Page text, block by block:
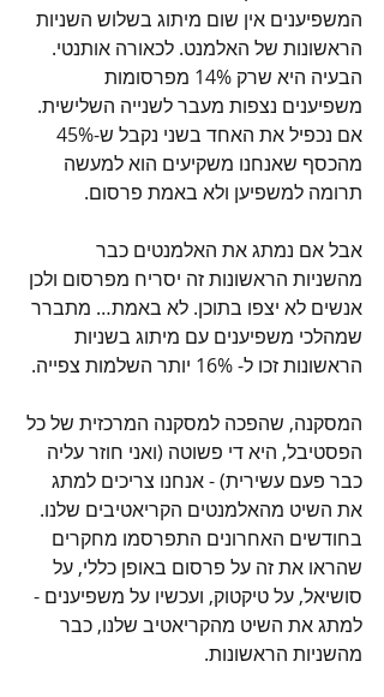
המשפיענים אין שום מיתוג בשלוש השניות
הראשונות של האלמנט. לכאורה אותנטי.
הבעיה היא שרק 14% מפרסומות
משפיענים נצפות מעבר לשנייה השלישית.
מהכסף שאנחנו משקיעים הוא למעשה
תרומה למשפיען ולא באמת פרסום.
אבל אם נמתג את האלמנטים כבר
מהשניות הראשונות זה יסריח מפרסום ולכן
אנשים לא יצפו בתוכן. לא באמת… מתברר
שמהלכי משפיענים עם מיתוג בשניות
הראשונות זכו ל- 16% יותר השלמות צפייה.
המסקנה, שהפכה למסקנה המרכזית של כל
הפסטיבל, היא די פשוטה (ואני חוזר עליה
כבר פעם עשירית) - אנחנו צריכים למתג
את השיט מהאלמנטים הקריאטיבים שלנו.
בחודשים האחרונים התפרסמו מחקרים
שהראו את זה על פרסום באופן כללי, על
סושיאל, על טיקטוק, ועכשיו על משפיענים -
למתג את השיט מהקריאטיב שלנו, כבר
מהשניות הראשונות.